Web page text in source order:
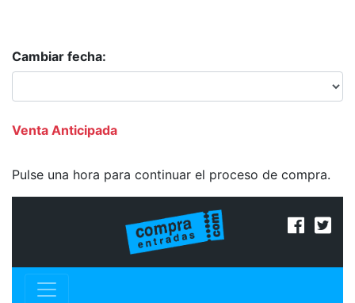
Cambiar fecha:
Venta Anticipada
Pulse una hora para continuar el proceso de compra.